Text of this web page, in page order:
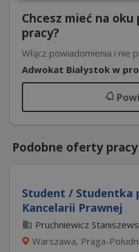
Chcesz mieć na
pracy?
Włącz powiadomienia i nie
Adwokat Białystok w
Podobne oferty pracy
Student / Studentka
Kancelarii Prawnej
Pruchniewicz
Warszawa, Praga-